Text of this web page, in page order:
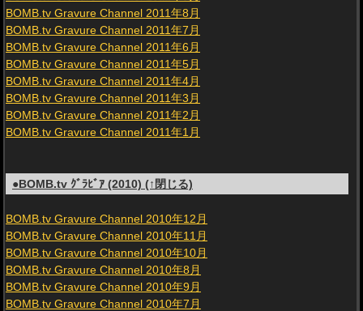
BOMB.tv Gravure Channel 2011年8月
BOMB.tv Gravure Channel 2011年7月
BOMB.tv Gravure Channel 2011年6月
BOMB.tv Gravure Channel 2011年5月
BOMB.tv Gravure Channel 2011年4月
BOMB.tv Gravure Channel 2011年3月
BOMB.tv Gravure Channel 2011年2月
BOMB.tv Gravure Channel 2011年1月
●BOMB.tv ｸﾞﾗﾋﾞｱ (2010) (↑閉じる)
BOMB.tv Gravure Channel 2010年12月
BOMB.tv Gravure Channel 2010年11月
BOMB.tv Gravure Channel 2010年10月
BOMB.tv Gravure Channel 2010年8月
BOMB.tv Gravure Channel 2010年9月
BOMB.tv Gravure Channel 2010年7月